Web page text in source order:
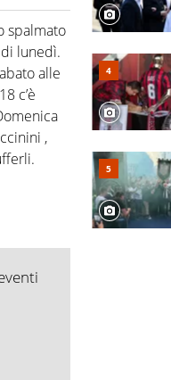
con
occupa
spalmato
lunedì.
alle
c’è
,